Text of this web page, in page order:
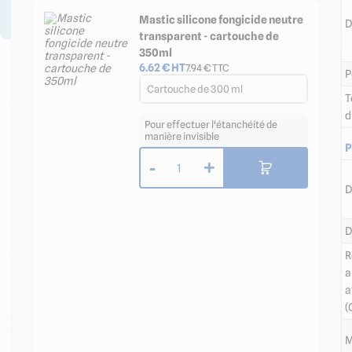
Mastic silicone fongicide neutre
transparent - cartouche de
350ml
6.62€ HT7.94€ TTC
Cartouche de 300 ml
Pour effectuer l'étanchéité de
manière invisible
- 1 +